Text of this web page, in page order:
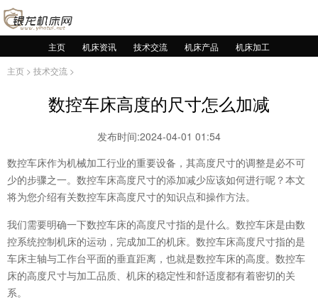
主页 机床资讯 技术交流 机床产品
机床加工
主页 > 技术交流 >
数控车床高度的尺寸怎么加减
发布时间:2024-04-01 01:54
数控车床作为机械加工行业的重要设备，其高度尺寸的调整是必不可
少的步骤之一。数控车床高度尺寸的添加减少应该如何进行呢？本文
将为您介绍有关数控车床高度尺寸的知识点和操作方法。
我们需要明确一下数控车床的高度尺寸指的是什么。数控车床是由数
控系统控制机床的运动，完成加工的机床。数控车床高度尺寸指的是
车床主轴与工作台平面的垂直距离，也就是数控车床的高度。数控车
床的高度尺寸与加工品质、机床的稳定性和舒适度都有着密切的关
系。